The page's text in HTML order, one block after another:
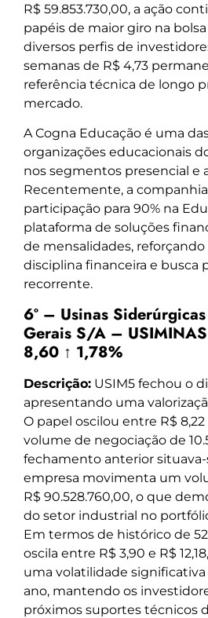
R$ 59.853.730,00, a ação
papéis de maior giro na
diversos perfis de
semanas de R$ 4,73
referência técnica de longo
mercado.
A Cogna Educação é uma
organizações educacionais
nos segmentos presencial e
Recentemente, a
participação para 90% na
plataforma de soluções
de mensalidades,
disciplina financeira e busca
recorrente.
6º – Usinas
Gerais S/A –
8,60 ↑ 1,78%
Descrição: USIM5 fechou o
apresentando uma
O papel oscilou entre R$
volume de negociação de
fechamento anterior situava-
empresa movimenta um
R$ 90.528.760,00, o que
do setor industrial no
Em termos de histórico de
oscila entre R$ 3,90 e R$
uma volatilidade
ano, mantendo os
próximos suportes técnicos